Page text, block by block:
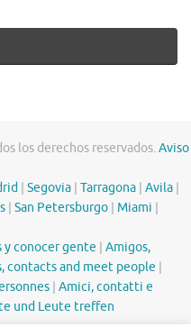
los derechos reservados.Aviso
Segovia Tarragona Avila
San Petersburgo Miami
y conocer gente
Amigos,
contacts and meet people
Amici, contatti e
und Leute treffen